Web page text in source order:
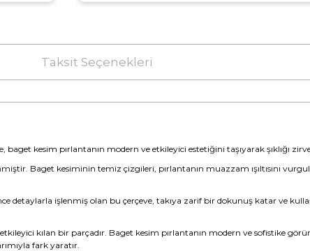
Taksit Seçenekleri
kesim pırlantanın modern ve etkileyici estetiğini taşıyarak şıklığı
Baget kesiminin temiz çizgileri, pırlantanın muazzam ışıltısını
detaylarla işlenmiş olan bu çerçeve, takıya zarif bir dokunuş katar ve
kılan bir parçadır. Baget kesim pırlantanın modern ve sofistike
fark yaratır.